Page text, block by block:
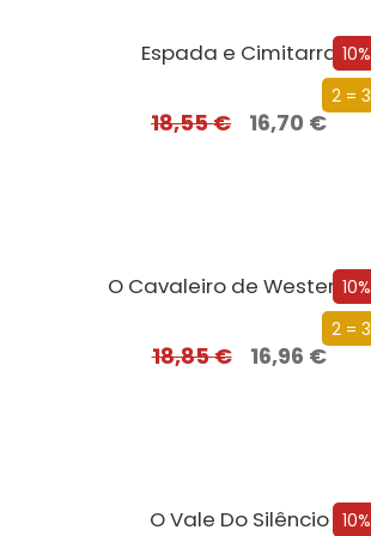
10%
2 = 3
Espada e Cimitarra
18,55€ 16,70 €
10%
2 = 3
O Cavaleiro de Westeros e Outras Histórias
18,85€ 16,96 €
10%
O Vale Do Silêncio